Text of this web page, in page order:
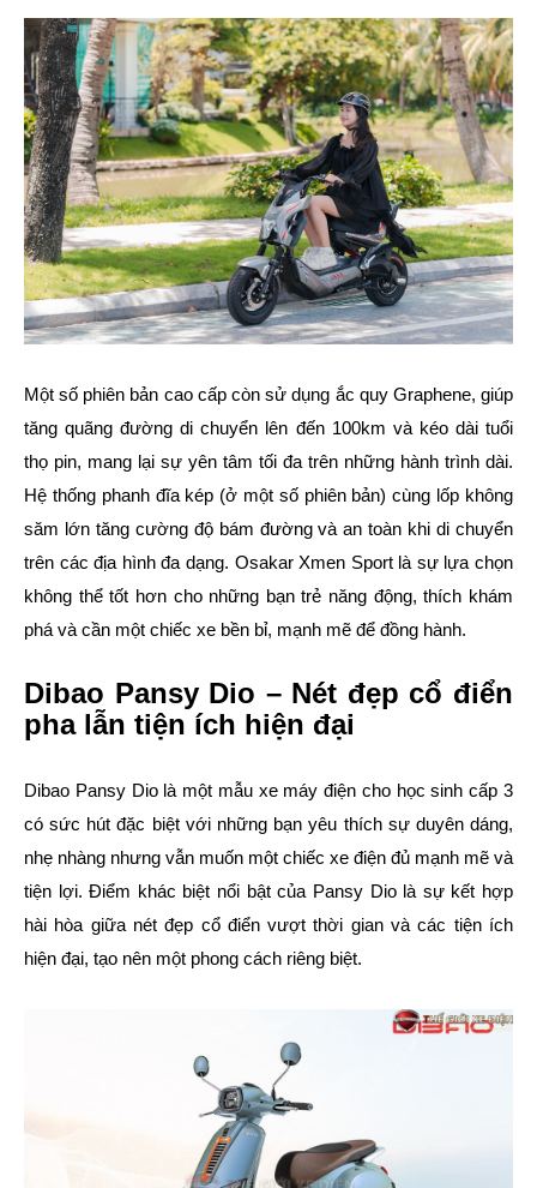
Một số phiên bản cao cấp còn sử dụng ắc quy Graphene, giúp
tăng quãng đường di chuyển lên đến 100km và kéo dài tuổi
thọ pin, mang lại sự yên tâm tối đa trên những hành trình dài.
Hệ thống phanh đĩa kép (ở một số phiên bản) cùng lốp không
săm lớn tăng cường độ bám đường và an toàn khi di chuyển
trên các địa hình đa dạng. Osakar Xmen Sport là sự lựa chọn
không thể tốt hơn cho những bạn trẻ năng động, thích khám
phá và cần một chiếc xe bền bỉ, mạnh mẽ để đồng hành.
Dibao Pansy Dio – Nét đẹp cổ điển
pha lẫn tiện ích hiện đại
Dibao Pansy Dio là một mẫu xe máy điện cho học sinh cấp 3
có sức hút đặc biệt với những bạn yêu thích sự duyên dáng,
nhẹ nhàng nhưng vẫn muốn một chiếc xe điện đủ mạnh mẽ và
tiện lợi. Điểm khác biệt nổi bật của Pansy Dio là sự kết hợp
hài hòa giữa nét đẹp cổ điển vượt thời gian và các tiện ích
hiện đại, tạo nên một phong cách riêng biệt.